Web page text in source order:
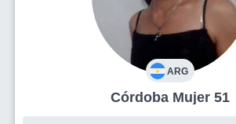
ARG
Córdoba Mujer 51